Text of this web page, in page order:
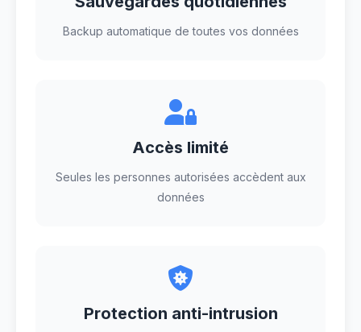
Backup automatique de toutes vos données
Accès limité
Seules les personnes autorisées accèdent aux
données
Protection anti-intrusion